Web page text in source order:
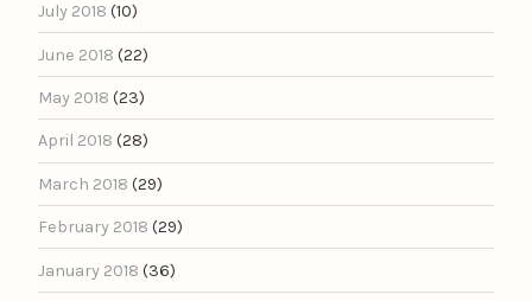
July 2018 (10)
June 2018 (22)
May 2018 (23)
April 2018 (28)
March 2018 (29)
February 2018 (29)
January 2018 (36)